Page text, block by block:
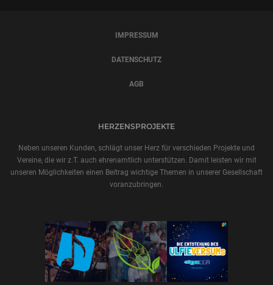
IMPRESSUM
DATENSCHUTZ
AGB
HERZENSPROJEKTE
Neben unseren Kunden, schlägt unser Herz für verschieden Projekte und
Vereine, die wir z.T. auch ehrenamtlich unterstützen. Damit leisten wir mit
unseren Möglichkeiten einen Beitrag wichtige Themen in unserer Gesellschaft
voranzubringen.